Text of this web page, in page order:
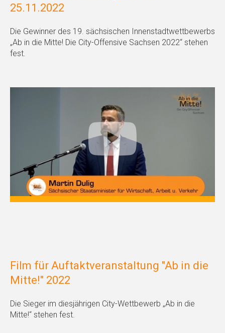
25.11.2022
Die Gewinner des 19. sächsischen Innenstadtwettbewerbs
„Ab in die Mitte! Die City-Offensive Sachsen 2022“ stehen
fest.
Film für Auftaktveranstaltung "Ab in die
Mitte!" 2022
Die Sieger im diesjährigen City-Wettbewerb „Ab in die
Mitte!“ stehen fest.